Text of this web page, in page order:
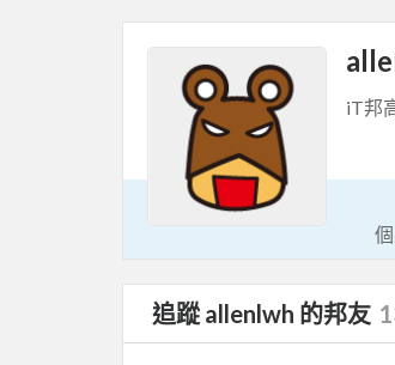
iT邦
追蹤 allenlwh 的邦友